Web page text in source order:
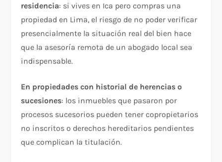
residencia: si vives en Ica pero compras una
propiedad en Lima, el riesgo de no poder verificar
presencialmente la situación real del bien hace
que la asesoría remota de un abogado local sea
indispensable.
En propiedades con historial de herencias o
sucesiones: los inmuebles que pasaron por
procesos sucesorios pueden tener copropietarios
no inscritos o derechos hereditarios pendientes
que complican la titulación.